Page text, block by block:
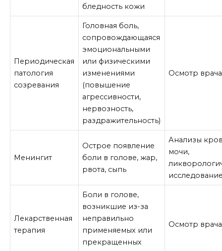
бледность кожи
Периодическая
патология
созревания
Головная боль,
сопровождающаяся
эмоциональными
или физическими
изменениями
(повышение
агрессивности,
нервозность,
раздражительность)
Осмотр врача
Менингит
Острое появление
боли в голове, жар,
рвота, сыпь
Анализы
мочи,
Лекарственная
терапия
Боли в голове,
возникшие из-за
неправильно
применяемых или
прекращенных
Осмотр врача